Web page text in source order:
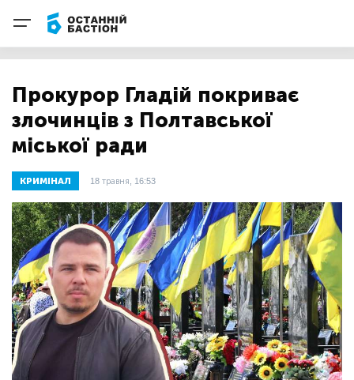
Прокурор Гладій покриває
злочинців з Полтавської
міської ради
КРИМІНАЛ 18 травня, 16:53